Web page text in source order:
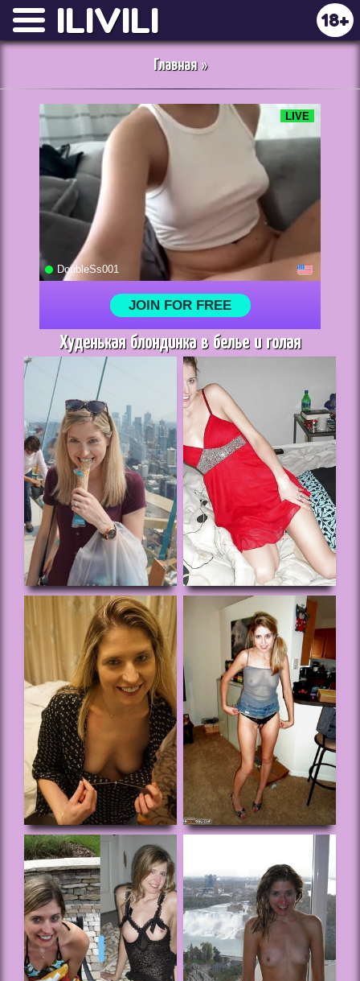
ILIVILI 18+
Главная»
Худенькая блондинка в белье и голая